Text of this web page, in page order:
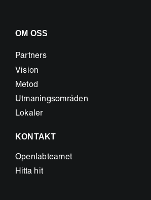
OM OSS
Partners
Vision
Metod
Utmaningsområden
Lokaler
KONTAKT
Openlabteamet
Hitta hit